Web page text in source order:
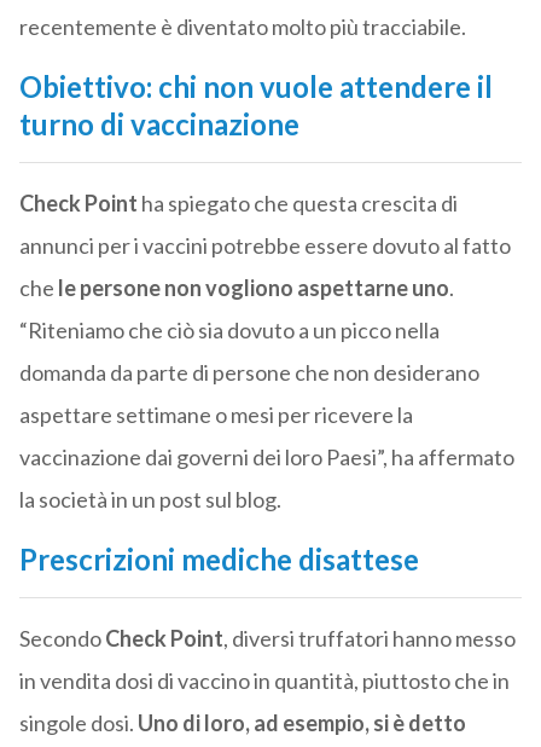
recentemente è diventato molto più tracciabile.
Obiettivo: chi non vuole attendere il
turno di vaccinazione
Check Point ha spiegato che questa crescita di
annunci per i vaccini potrebbe essere dovuto al fatto
che le persone non vogliono aspettarne uno.
“Riteniamo che ciò sia dovuto a un picco nella
domanda da parte di persone che non desiderano
aspettare settimane o mesi per ricevere la
vaccinazione dai governi dei loro Paesi”, ha affermato
la società in un post sul blog.
Prescrizioni mediche disattese
SecondoCheck Point, diversi truffatori hanno messo
in vendita dosi di vaccino in quantità, piuttosto che in
singole dosi. Uno di loro, ad esempio, si è detto